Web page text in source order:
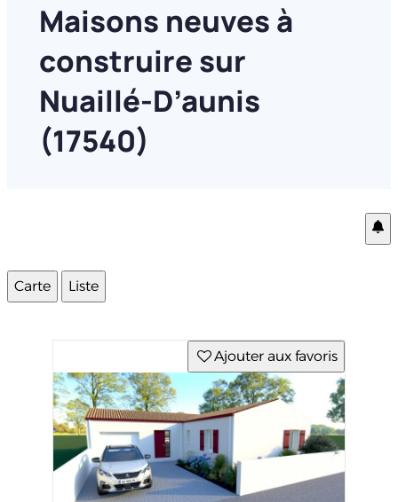
Maisons neuves à
construire sur
Nuaillé-D’aunis
(17540)
Carte Liste
Ajouter aux favoris